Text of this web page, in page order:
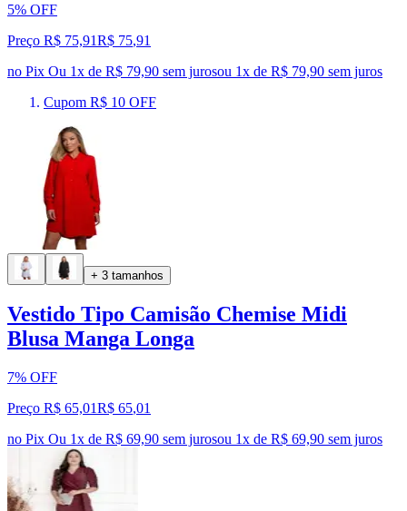
5% OFF
Preço R$ 75,91R$ 75,91
no Pix Ou 1x de R$ 79,90 sem jurosou 1x de R$ 79,90 sem juros
Cupom R$ 10 OFF
+ 3 tamanhos
Vestido Tipo Camisão Chemise Midi
Blusa Manga Longa
7% OFF
Preço R$ 65,01R$ 65,01
no Pix Ou 1x de R$ 69,90 sem jurosou 1x de R$ 69,90 sem juros